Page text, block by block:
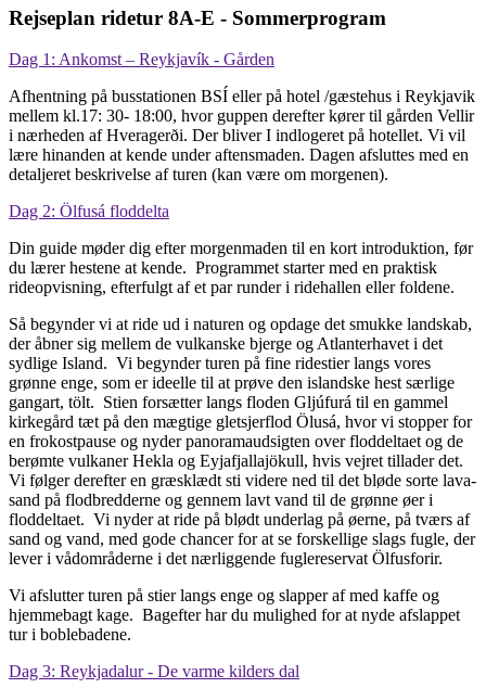
Rejseplan ridetur 8A-E - Sommerprogram
Dag 1: Ankomst – Reykjavík - Gården
Afhentning på busstationen BSÍ eller på hotel /gæstehus i Reykjavik
mellem kl.17: 30- 18:00, hvor guppen derefter kører til gården Vellir
i nærheden af Hveragerði. Der bliver I indlogeret på hotellet. Vi vil
lære hinanden at kende under aftensmaden. Dagen afsluttes med en
detaljeret beskrivelse af turen (kan være om morgenen).
Dag 2: Ölfusá floddelta
Din guide møder dig efter morgenmaden til en kort introduktion, før
du lærer hestene at kende. Programmet starter med en praktisk
rideopvisning, efterfulgt af et par runder i ridehallen eller foldene.
Så begynder vi at ride ud i naturen og opdage det smukke landskab,
der åbner sig mellem de vulkanske bjerge og Atlanterhavet i det
sydlige Island. Vi begynder turen på fine ridestier langs vores
grønne enge, som er ideelle til at prøve den islandske hest særlige
gangart, tölt. Stien forsætter langs floden Gljúfurá til en gammel
kirkegård tæt på den mægtige gletsjerflod Ölusá, hvor vi stopper for
en frokostpause og nyder panoramaudsigten over floddeltaet og de
berømte vulkaner Hekla og Eyjafjallajökull, hvis vejret tillader det.
Vi følger derefter en græsklædt sti videre ned til det bløde sorte lava-
sand på flodbredderne og gennem lavt vand til de grønne øer i
floddeltaet. Vi nyder at ride på blødt underlag på øerne, på tværs af
sand og vand, med gode chancer for at se forskellige slags fugle, der
lever i vådområderne i det nærliggende fuglereservat Ölfusforir.
Vi afslutter turen på stier langs enge og slapper af med kaffe og
hjemmebagt kage. Bagefter har du mulighed for at nyde afslappet
tur i boblebadene.
Dag 3: Reykjadalur - De varme kilders dal